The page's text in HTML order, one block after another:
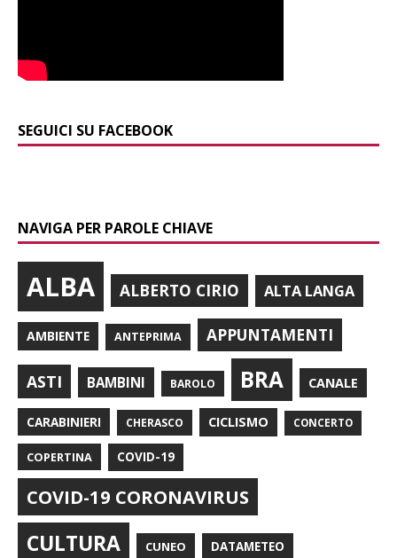
SEGUICI SU FACEBOOK
NAVIGA PER PAROLE CHIAVE
ALBA ALBERTO CIRIO ALTA LANGA
AMBIENTE ANTEPRIMA APPUNTAMENTI
ASTI BAMBINI BAROLO BRA CANALE
CARABINIERI CHERASCO CICLISMO CONCERTO
COPERTINA COVID-19
COVID-19 CORONAVIRUS
CULTURA CUNEO DATAMETEO